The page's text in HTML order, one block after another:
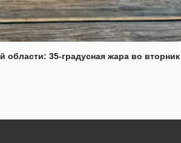
области: 35-градусная жара во вторник